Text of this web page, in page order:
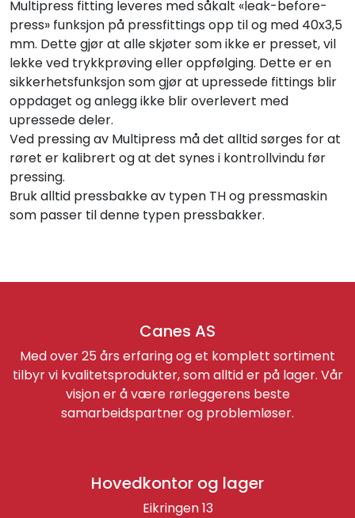
Multipress fitting leveres med såkalt «leak-before-
press» funksjon på pressfittings opp til og med 40x3,5
mm. Dette gjør at alle skjøter som ikke er presset, vil
lekke ved trykkprøving eller oppfølging. Dette er en
sikkerhetsfunksjon som gjør at upressede fittings blir
oppdaget og anlegg ikke blir overlevert med
upressede deler.
Ved pressing av Multipress må det alltid sørges for at
røret er kalibrert og at det synes i kontrollvindu før
pressing.
Bruk alltid pressbakke av typen TH og pressmaskin
som passer til denne typen pressbakker.
Canes AS
Med over 25 års erfaring og et komplett sortiment
tilbyr vi kvalitetsprodukter, som alltid er på lager. Vår
visjon er å være rørleggerens beste
samarbeidspartner og problemløser.
Hovedkontor og lager
Eikringen 13